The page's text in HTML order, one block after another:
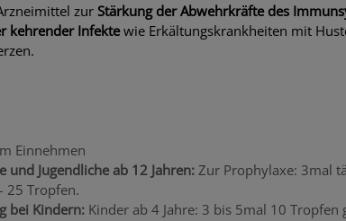
zur Stärkung der Abwehrkräfte des
kehrender Infektewie Erkältungskrankheiten mit
Einnehmen
und Jugendliche ab 12 Jahren: Zur Prophylaxe: 3mal
25 Tropfen.
bei Kindern: Kinder ab 4 Jahre: 3 bis 5mal 10